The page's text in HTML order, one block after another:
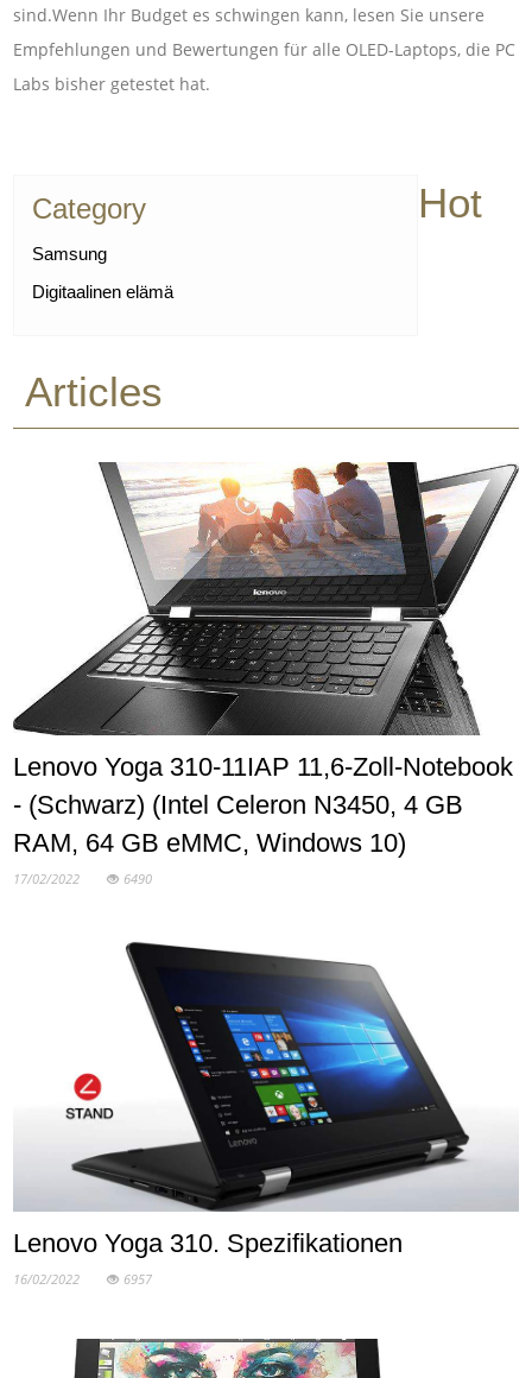
sind.Wenn Ihr Budget es schwingen kann, lesen Sie unsere
Empfehlungen und Bewertungen für alle OLED-Laptops, die PC
Labs bisher getestet hat.
Category
Samsung
Digitaalinen elämä
Hot
Articles
Lenovo Yoga 310-11IAP 11,6-Zoll-Notebook
- (Schwarz) (Intel Celeron N3450, 4 GB
RAM, 64 GB eMMC, Windows 10)
17/02/2022 6490
Lenovo Yoga 310. Spezifikationen
16/02/2022 6957